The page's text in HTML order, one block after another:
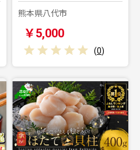
熊本県八代市
￥5,000
(0)